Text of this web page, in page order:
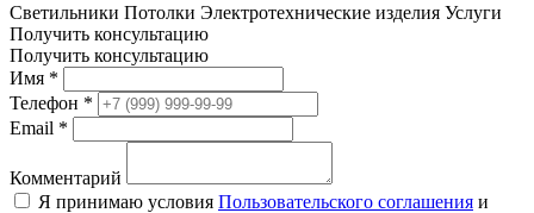
Светильники Потолки Электротехнические изделия Услуги
Получить консультацию
Получить консультацию
Имя *
Телефон *
Email *
Комментарий
Я принимаю условия Пользовательского соглашения и